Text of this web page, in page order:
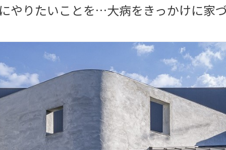
やりたいことを…大病をきっかけに家